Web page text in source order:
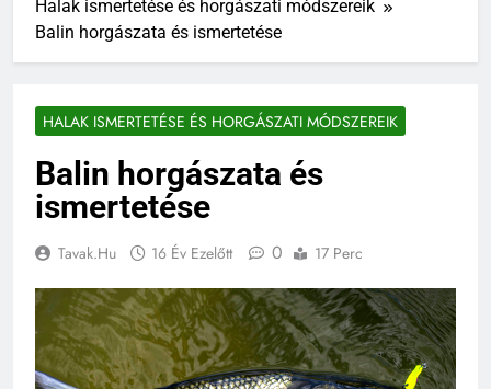
Halak ismertetése és horgászati módszereik
Balin horgászata és ismertetése
HALAK ISMERTETÉSE ÉS HORGÁSZATI MÓDSZEREIK
Balin horgászata és
ismertetése
Tavak.hu 16 Év Ezelőtt 0 17 Perc